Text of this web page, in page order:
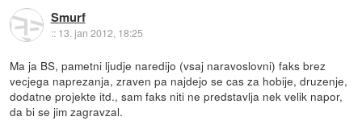
Smurf
:: 13. jan 2012, 18:25
Ma ja BS, pametni ljudje naredijo (vsaj naravoslovni) faks brez
vecjega naprezanja, zraven pa najdejo se cas za hobije, druzenje,
dodatne projekte itd., sam faks niti ne predstavlja nek velik napor,
da bi se jim zagravzal.